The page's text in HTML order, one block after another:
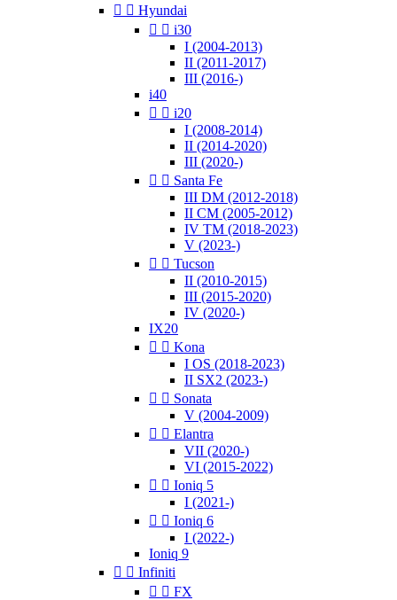
  Hyundai
  i30
I (2004-2013)
II (2011-2017)
III (2016-)
i40
  i20
I (2008-2014)
II (2014-2020)
III (2020-)
  Santa Fe
III DM (2012-2018)
II CM (2005-2012)
IV TM (2018-2023)
V (2023-)
  Tucson
II (2010-2015)
III (2015-2020)
IV (2020-)
IX20
  Kona
I OS (2018-2023)
II SX2 (2023-)
  Sonata
V (2004-2009)
  Elantra
VII (2020-)
VI (2015-2022)
  Ioniq 5
I (2021-)
  Ioniq 6
I (2022-)
Ioniq 9
  Infiniti
  FX